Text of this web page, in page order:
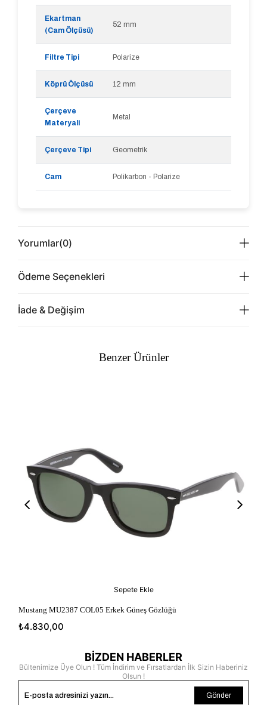
Ekartman
(Cam Ölçüsü)
52 mm
Filtre Tipi Polarize
Köprü Ölçüsü 12 mm
Çerçeve
Materyali
Metal
Çerçeve Tipi Geometrik
Cam Polikarbon - Polarize
Yorumlar(0)
Ödeme Seçenekleri
İade & Değişim
Benzer Ürünler
Mustang MU2387 COL05 Erkek Güneş Gözlüğü
₺4.830,00
Sepete Ekle
BİZDEN HABERLER
Bültenimize Üye Olun ! Tüm İndirim ve Fırsatlardan İlk Sizin Haberiniz
Olsun !
Gönder